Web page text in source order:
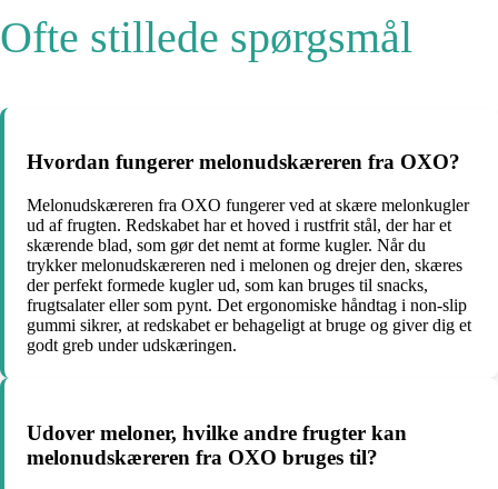
Ofte stillede spørgsmål
Hvordan fungerer melonudskæreren fra OXO?
Melonudskæreren fra OXO fungerer ved at skære melonkugler
ud af frugten. Redskabet har et hoved i rustfrit stål, der har et
skærende blad, som gør det nemt at forme kugler. Når du
trykker melonudskæreren ned i melonen og drejer den, skæres
der perfekt formede kugler ud, som kan bruges til snacks,
frugtsalater eller som pynt. Det ergonomiske håndtag i non-slip
gummi sikrer, at redskabet er behageligt at bruge og giver dig et
godt greb under udskæringen.
Udover meloner, hvilke andre frugter kan
melonudskæreren fra OXO bruges til?